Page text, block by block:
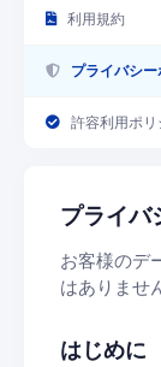
利用規約
プライバシ
許容利用ポリ
プライバ
お客様のデ
はありませ
はじめに